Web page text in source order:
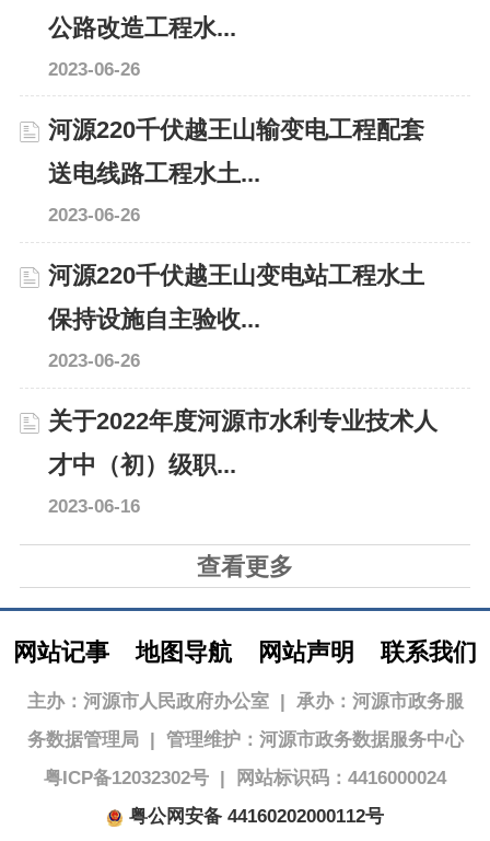
公路改造工程水...
2023-06-26
河源220千伏越王山输变电工程配套
送电线路工程水土...
2023-06-26
河源220千伏越王山变电站工程水土
保持设施自主验收...
2023-06-26
关于2022年度河源市水利专业技术人
才中（初）级职...
2023-06-16
查看更多
网站记事 地图导航 网站声明 联系我们
主办：河源市人民政府办公室| 承办：河源市政务服
务数据管理局| 管理维护：河源市政务数据服务中心
粤ICP备12032302号
网站标识码：4416000024
粤公网安备 44160202000112号